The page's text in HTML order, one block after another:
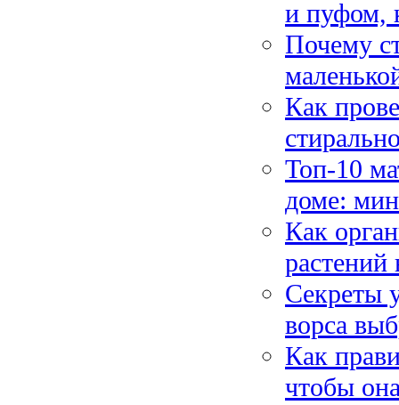
и пуфом,
Почему
Как
Топ-10
доме:
Как
растений
Секреты
ворса
Как
чтобы